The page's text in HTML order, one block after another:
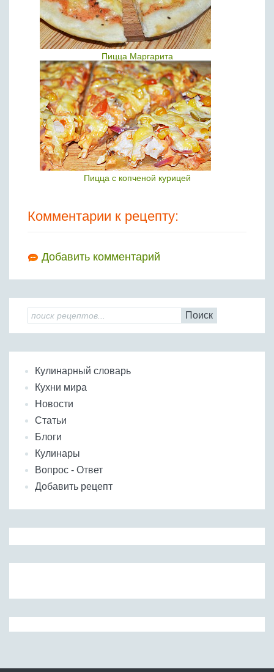
Пицца Маргарита
Пицца с копченой курицей
Комментарии к рецепту:
Добавить комментарий
Поиск
Кулинарный словарь
Кухни мира
Новости
Статьи
Блоги
Кулинары
Вопрос - Ответ
Добавить рецепт